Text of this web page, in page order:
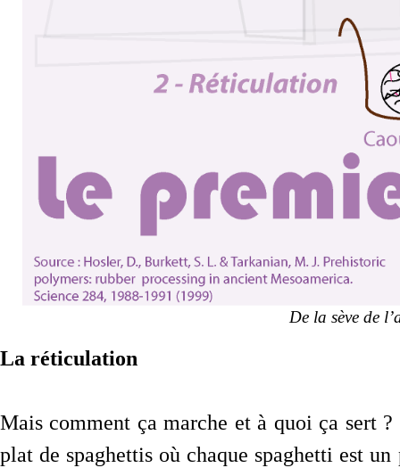
De la sève de
La réticulation
Mais comment ça marche et à quoi ça sert
plat de spaghettis où chaque spaghetti est